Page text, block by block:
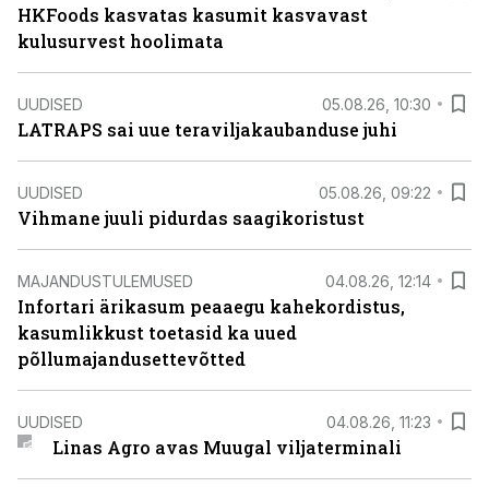
HKFoods kasvatas kasumit kasvavast
kulusurvest hoolimata
UUDISED 05.08.26, 10:30
LATRAPS sai uue teraviljakaubanduse juhi
UUDISED 05.08.26, 09:22
Vihmane juuli pidurdas saagikoristust
MAJANDUSTULEMUSED 04.08.26, 12:14
Infortari ärikasum peaaegu kahekordistus,
kasumlikkust toetasid ka uued
põllumajandusettevõtted
UUDISED 04.08.26, 11:23
Linas Agro avas Muugal viljaterminali